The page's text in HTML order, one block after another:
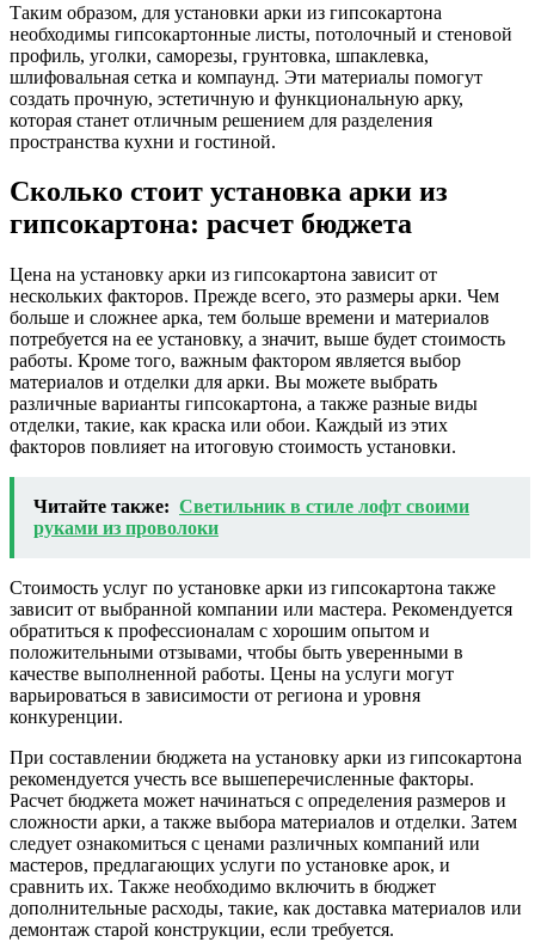
Таким образом, для установки арки из гипсокартона
необходимы гипсокартонные листы, потолочный и стеновой
профиль, уголки, саморезы, грунтовка, шпаклевка,
шлифовальная сетка и компаунд. Эти материалы помогут
создать прочную, эстетичную и функциональную арку,
которая станет отличным решением для разделения
пространства кухни и гостиной.
Сколько стоит установка арки из
гипсокартона: расчет бюджета
Цена на установку арки из гипсокартона зависит от
нескольких факторов. Прежде всего, это размеры арки. Чем
больше и сложнее арка, тем больше времени и материалов
потребуется на ее установку, а значит, выше будет стоимость
работы. Кроме того, важным фактором является выбор
материалов и отделки для арки. Вы можете выбрать
различные варианты гипсокартона, а также разные виды
отделки, такие, как краска или обои. Каждый из этих
факторов повлияет на итоговую стоимость установки.
Читайте также: Светильник в стиле лофт своими
руками из проволоки
Стоимость услуг по установке арки из гипсокартона также
зависит от выбранной компании или мастера. Рекомендуется
обратиться к профессионалам с хорошим опытом и
положительными отзывами, чтобы быть уверенными в
качестве выполненной работы. Цены на услуги могут
варьироваться в зависимости от региона и уровня
конкуренции.
При составлении бюджета на установку арки из гипсокартона
рекомендуется учесть все вышеперечисленные факторы.
Расчет бюджета может начинаться с определения размеров и
сложности арки, а также выбора материалов и отделки. Затем
следует ознакомиться с ценами различных компаний или
мастеров, предлагающих услуги по установке арок, и
сравнить их. Также необходимо включить в бюджет
дополнительные расходы, такие, как доставка материалов или
демонтаж старой конструкции, если требуется.